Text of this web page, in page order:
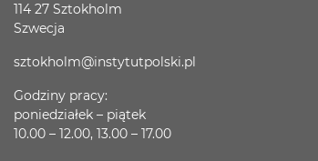
114 27 Sztokholm
Szwecja
sztokholm@instytutpolski.pl
Godziny pracy:
poniedziałek – piątek
10.00 – 12.00, 13.00 – 17.00